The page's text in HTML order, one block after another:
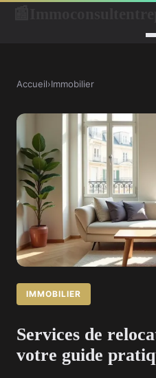
Accueil›Immobilier
IMMOBILIER
Services de
votre guide